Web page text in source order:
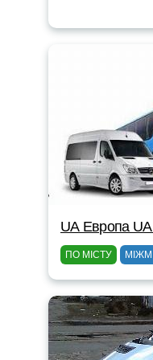
UА Европа
ПО МІСТУ